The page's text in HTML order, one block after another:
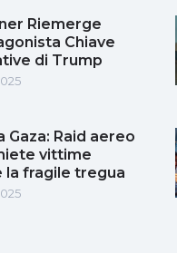
Riemerge
Chiave
di Trump
Gaza: Raid aereo
vittime
la fragile tregua